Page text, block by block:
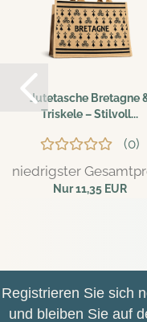
Jutetasche Bretagne
Triskele – Stilvoll...
0
niedrigster
Nur 11,35 EUR
Registrieren Sie sich
und bleiben Sie auf